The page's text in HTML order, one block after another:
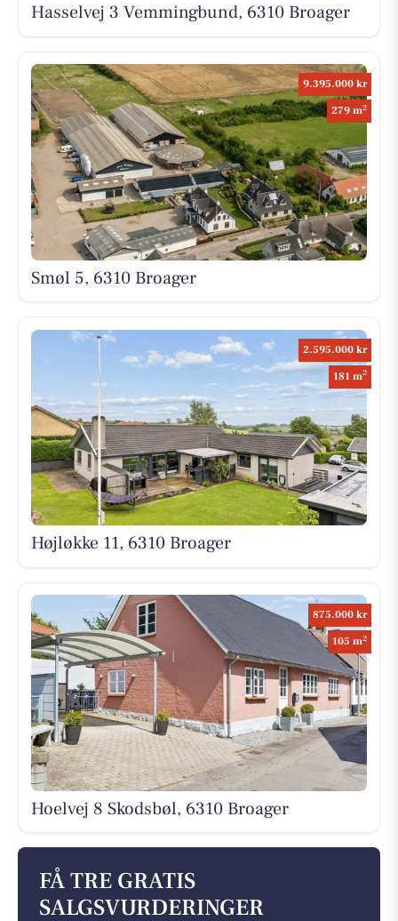
Hasselvej 3 Vemmingbund, 6310 Broager
9.395.000 kr
279 m2
Smøl 5, 6310 Broager
2.595.000 kr
181 m2
Højløkke 11, 6310 Broager
875.000 kr
105 m2
Hoelvej 8 Skodsbøl, 6310 Broager
FÅ TRE GRATIS
SALGSVURDERINGER